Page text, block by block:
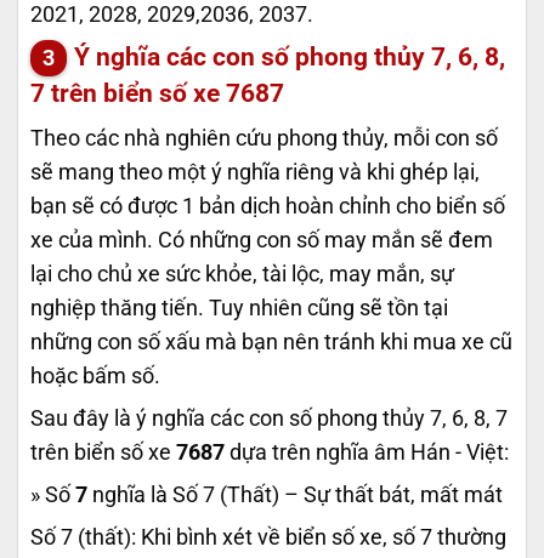
2021, 2028, 2029,2036, 2037.
Ý nghĩa các con số phong thủy 7, 6, 8,
7 trên biển số xe 7687
Theo các nhà nghiên cứu phong thủy, mỗi con số
sẽ mang theo một ý nghĩa riêng và khi ghép lại,
bạn sẽ có được 1 bản dịch hoàn chỉnh cho biển số
xe của mình. Có những con số may mắn sẽ đem
lại cho chủ xe sức khỏe, tài lộc, may mắn, sự
nghiệp thăng tiến. Tuy nhiên cũng sẽ tồn tại
những con số xấu mà bạn nên tránh khi mua xe cũ
hoặc bấm số.
Sau đây là ý nghĩa các con số phong thủy 7, 6, 8, 7
trên biển số xe 7687 dựa trên nghĩa âm Hán - Việt:
» Số 7 nghĩa là Số 7 (Thất) – Sự thất bát, mất mát
Số 7 (thất): Khi bình xét về biển số xe, số 7 thường